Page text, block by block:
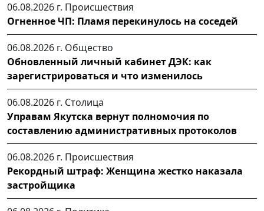
06.08.2026 г. Происшествия
Огненное ЧП: Пламя перекинулось на соседей
06.08.2026 г. Общество
Обновленный личный кабинет ДЭК: как
зарегистрироваться и что изменилось
06.08.2026 г. Столица
Управам Якутска вернут полномочия по
составлению административных протоколов
06.08.2026 г. Происшествия
Рекордный штраф: Женщина жестко наказала
застройщика